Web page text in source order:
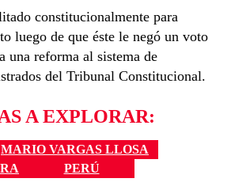
constitucionalmente para
luego de que éste le negó un voto
una reforma al sistema de
del Tribunal Constitucional.
A EXPLORAR:
MARIO VARGAS LLOSA
PERÚ